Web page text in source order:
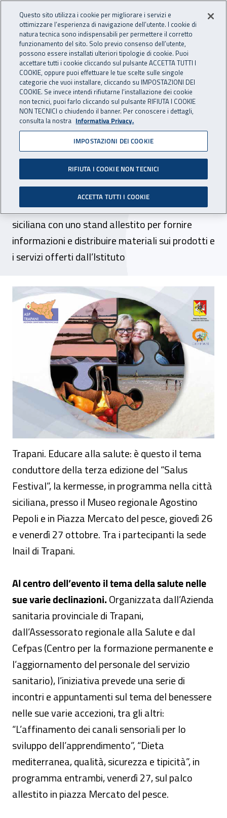
INAIL - Istituto Nazionale
Apri cerca
Navigazione principale
Navigazione - Ti trovi in:
Home Inail comunica News
25 ottobre 2017
Al via a Trapani il Festival
dell’educazione alla salute
Giunta alla terza edizione la rassegna vede la
partecipazione della sede Inail della città
siciliana con uno stand allestito per fornire
informazioni e distribuire materiali sui prodotti e
i servizi offerti dall’Istituto
Al via a Trapani il Festival
Trapani. Educare alla salute: è questo il tema
conduttore della terza edizione del “Salus
Festival”, la kermesse, in programma nella città
siciliana, presso il Museo regionale Agostino
Pepoli e in Piazza Mercato del pesce, giovedì 26
e venerdì 27 ottobre. Tra i partecipanti la sede
Inail di Trapani.
Al centro dell’evento il tema della salute nelle
sue varie declinazioni.Organizzata dall’Azienda
sanitaria provinciale di Trapani,
dall’Assessorato regionale alla Salute e dal
Cefpas (Centro per la formazione permanente e
l’aggiornamento del personale del servizio
sanitario), l’iniziativa prevede una serie di
incontri e appuntamenti sul tema del benessere
nelle sue varie accezioni, tra gli altri:
“L’affinamento dei canali sensoriali per lo
sviluppo dell’apprendimento”, “Dieta
mediterranea, qualità, sicurezza e tipicità”, in
programma entrambi, venerdì 27, sul palco
allestito in piazza Mercato del pesce.
Questo sito utilizza i cookie per migliorare i servizi e
ottimizzare l’esperienza di navigazione dell’utente. I cookie di
natura tecnica sono indispensabili per permettere il corretto
funzionamento del sito. Solo previo consenso dell’utente,
possono essere installati ulteriori tipologie di cookie. Puoi
accettare tutti i cookie cliccando sul pulsante ACCETTA TUTTI I
COOKIE, oppure puoi effettuare le tue scelte sulle singole
categorie che vuoi installare, cliccando su IMPOSTAZIONI DEI
COOKIE. Se invece intendi rifiutarne l’installazione dei cookie
non tecnici, puoi farlo cliccando sul pulsante RIFIUTA I COOKIE
NON TECNICI o chiudendo il banner. Per conoscere i dettagli,
consulta la nostra Informativa Privacy.
IMPOSTAZIONI DEI COOKIE
RIFIUTA I COOKIE NON TECNICI
ACCETTA TUTTI I COOKIE